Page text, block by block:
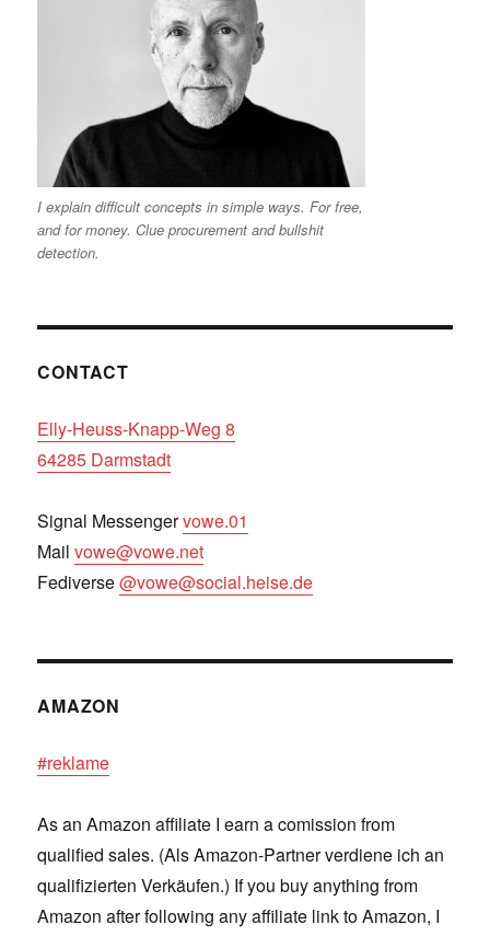
I explain difficult concepts in simple ways. For free,
and for money. Clue procurement and bullshit
detection.
CONTACT
Elly-Heuss-Knapp-Weg 8
64285 Darmstadt
Signal Messengervowe.01
Mailvowe@vowe.net
Fediverse@vowe@social.heise.de
AMAZON
#reklame
As an Amazon affiliate I earn a comission from
qualified sales. (Als Amazon-Partner verdiene ich an
qualifizierten Verkäufen.) If you buy anything from
Amazon after following any affiliate link to Amazon, I